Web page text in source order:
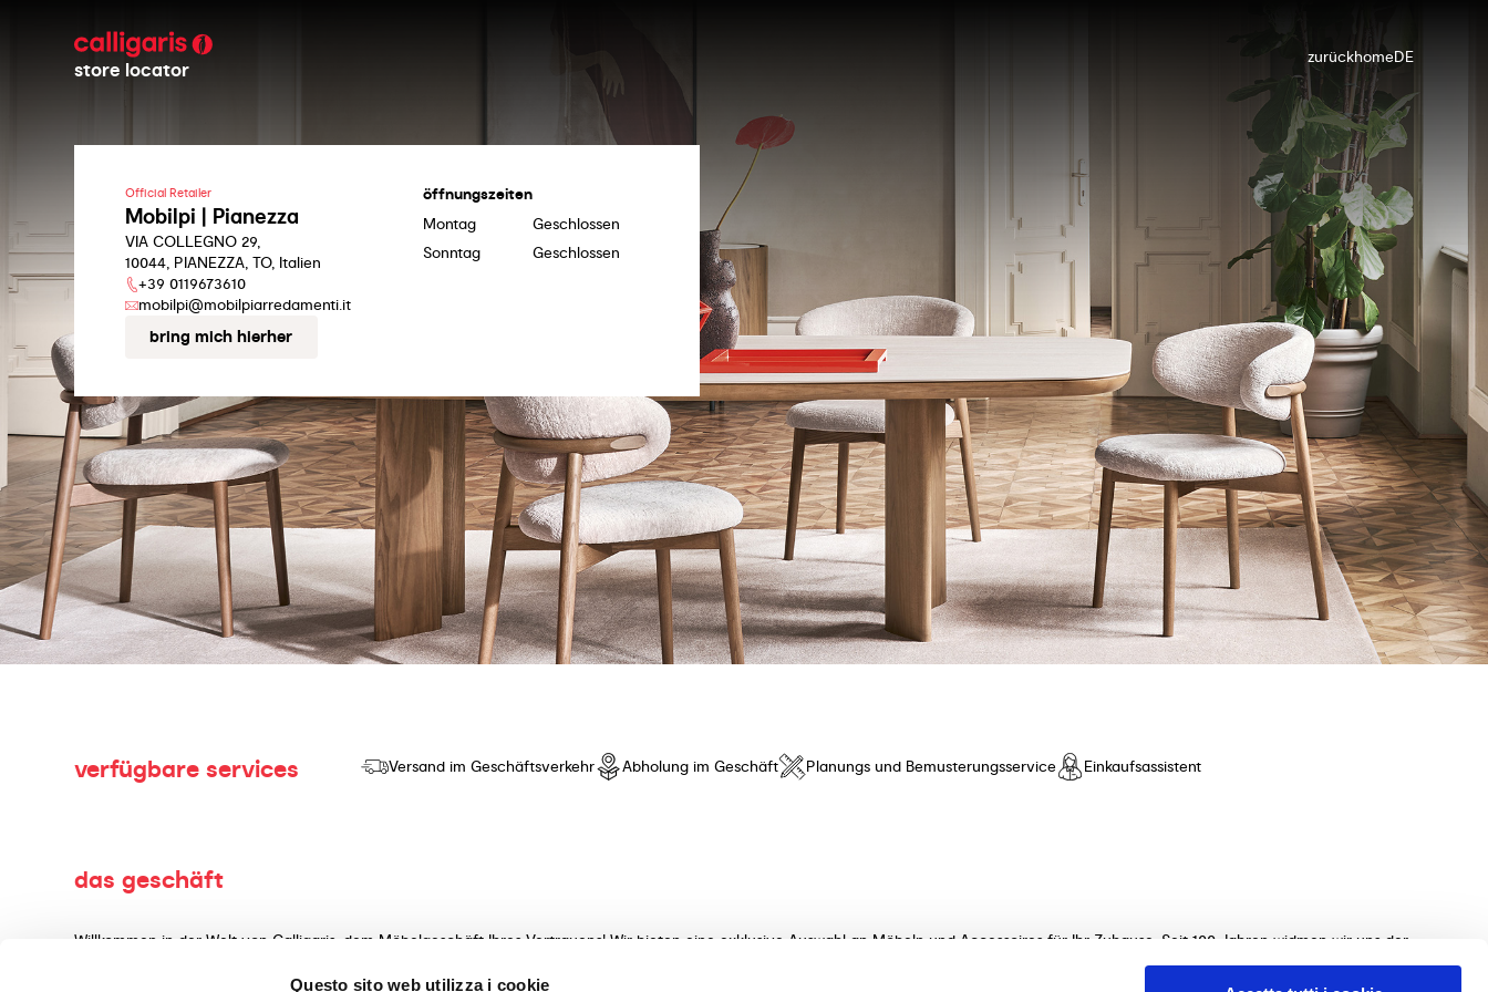
Questo sito web utilizza i cookie
store locator
zurückhomeDE
Official Retailer
Mobilpi | Pianezza
VIA COLLEGNO 29,
10044, PIANEZZA, TO, Italien
+39 0119673610
mobilpi@mobilpiarredamenti.it
bring mich hierher
öffnungszeiten
Montag
Geschlossen
Sonntag
Geschlossen
verfügbare services Versand im Geschäftsverkehr Abholung im Geschäft Planungs und Bemusterungsservice Einkaufsassistent
das geschäft
Willkommen in der Welt von Calligaris, dem Möbelgeschäft Ihres Vertrauens! Wir bieten eine exklusive Auswahl an Möbeln und Accessoires für Ihr Zuhause. Seit 100 Jahren widmen wir uns der
Herstellung und dem Verkauf von hochwertigen Produkten mit innovativem Design und besonderem Komfort. Entdecken Sie unsere Kollektionen von Tischen, Stühlen, Betten, Sofas und